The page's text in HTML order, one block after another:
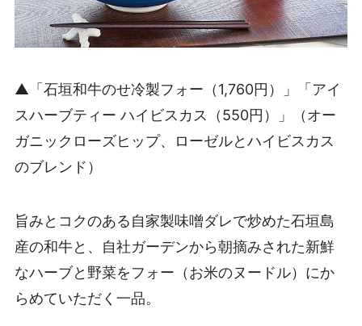
▲「石垣和牛のせ冷製フォー（1,760円）」「アイ
スハーブティー ハイビスカス（550円）」（オー
ガニックローズヒップ、ローゼルとハイビスカス
のブレンド）
旨みとコクのある自家製味噌ダレで炒めた石垣島
産の和牛と、自社ガーデンから朝摘みされた新鮮
なハーブと野菜をフォー（お米のヌードル）にか
らめていただく一品。